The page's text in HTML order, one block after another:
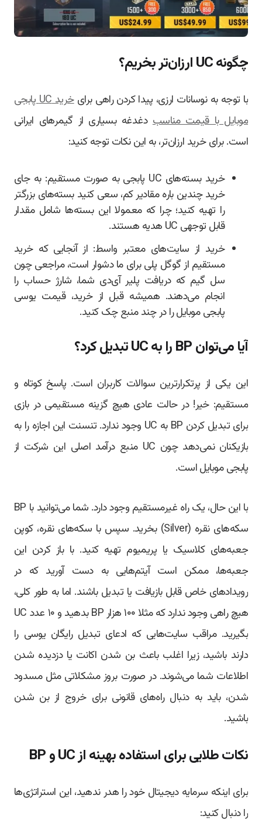
چگونه UC ارزان‌تر بخریم؟
با توجه به نوسانات ارزی، پیدا کردن راهی برای
خرید UC پابجی
موبایل با قیمت مناسبدغدغه بسیاری از گیمرهای ایرانی
است. برای خرید ارزان‌تر، به این نکات توجه کنید:
خرید بسته‌های UC پابجی به صورت مستقیم: به جای
خرید چندین باره مقادیر کم، سعی کنید بسته‌های بزرگتر
را تهیه کنید؛ چرا که معمولا این بسته‌ها شامل مقدار
قابل توجهی UC هدیه هستند.
خرید از سایت‌های معتبر واسط: از آنجایی که خرید
مستقیم از گوگل پلی برای ما دشوار است، مراجعی چون
سل گیم که دریافت پلیر آی‌دی شما، شارژ حساب را
انجام می‌دهند. همیشه قبل از خرید، قیمت یوسی
پابجی موبایل را در چند منبع چک کنید.
آیا می‌توان BP را به UC تبدیل کرد؟
این یکی از پرتکرارترین سوالات کاربران است. پاسخ کوتاه و
مستقیم: خیر! در حالت عادی هیچ گزینه مستقیمی در بازی
برای تبدیل کردن BP به UC وجود ندارد. تنسنت این اجازه را به
بازیکنان نمی‌دهد چون UC منبع درآمد اصلی این شرکت از
پابجی موبایل است.
با این حال، یک راه غیرمستقیم وجود دارد. شما می‌توانید با BP
سکه‌های نقره (Silver) بخرید. سپس با سکه‌های نقره، کوپن
جعبه‌های کلاسیک یا پریمیوم تهیه کنید. با باز کردن این
جعبه‌ها، ممکن است آیتم‌هایی به دست آورید که در
رویدادهای خاص قابل بازیافت یا تبدیل باشند. اما به طور کلی،
هیچ راهی وجود ندارد که مثلا ۱۰۰ هزار BP بدهید و ۱۰ عدد UC
بگیرید. مراقب سایت‌هایی که ادعای تبدیل رایگان یوسی را
دارند باشید، زیرا اغلب باعث بن شدن اکانت یا دزدیده شدن
اطلاعات شما می‌شوند. در صورت بروز مشکلاتی مثل مسدود
شدن، باید به دنبال راه‌های قانونی برای خروج از بن شدن
باشید.
نکات طلایی برای استفاده بهینه از UC و BP
برای اینکه سرمایه دیجیتال خود را هدر ندهید، این استراتژی‌ها
را دنبال کنید: